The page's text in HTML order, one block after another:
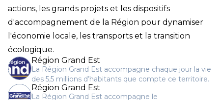
actions, les grands projets et les dispositifs
d'accompagnement de la Région pour dynamiser
l'économie locale, les transports et la transition
écologique.
Région Grand Est
La Région Grand Est accompagne chaque jour la vie
des 5,5 millions d’habitants que compte ce territoire.
Région Grand Est
La Région Grand Est accompagne le